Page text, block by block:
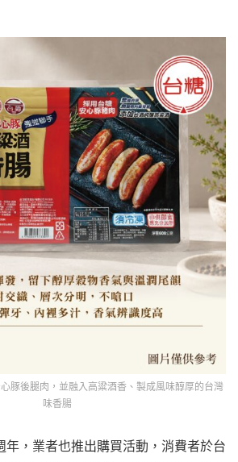
豚後腿肉，並融入高粱酒香、製成風味醇厚的台灣
味香腸
年，業者也推出購買活動，消費者於台